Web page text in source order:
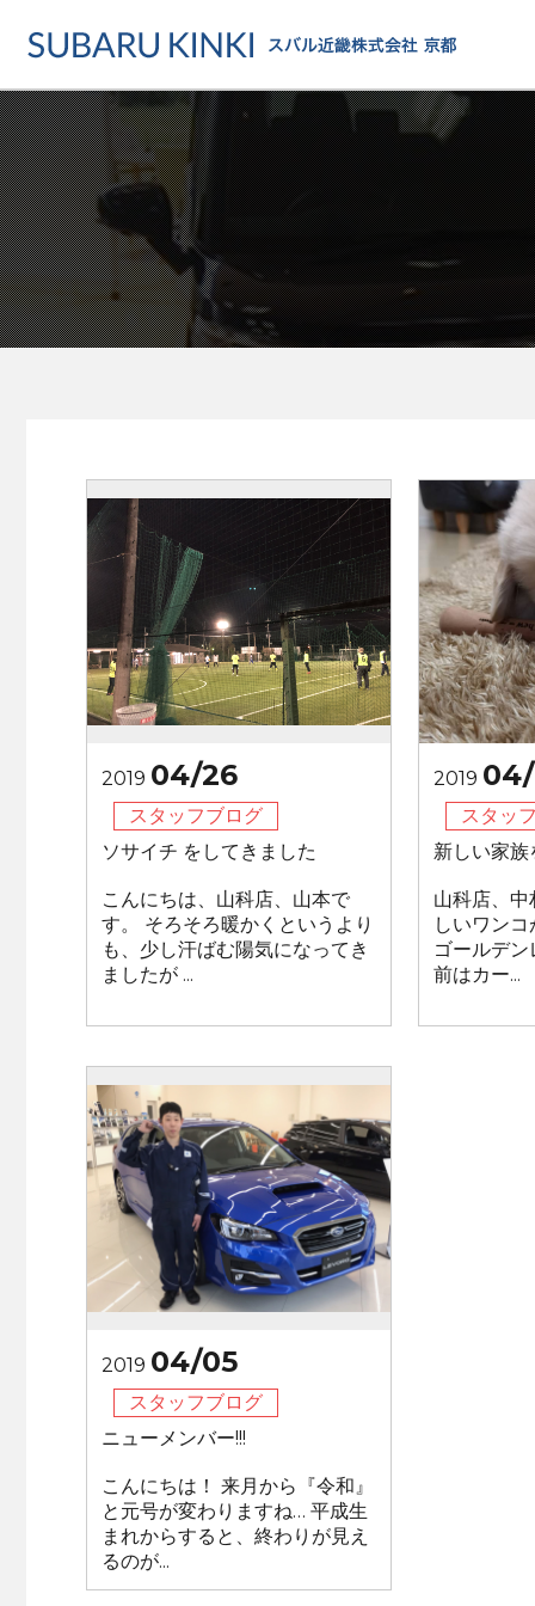
店舗情報 店
地域でさがす
地図でさがす
試乗車でさがす
カーラインアップ
カーラインアップ一覧
乗用車
軽自動車
メンテナンス・サー
メンテナンス・サービスト
車検・定期点検をする
カーケアをする
2019 04/26
スタッフブログ
ソサイチ をしてきました
こんにちは、山科店、山本で
す。 そろそろ暖かくというより
も、少し汗ばむ陽気になってき
ましたが ...
2019
スタッ
新しい家
山科店、
しいワン
ゴールデ
前はカー...
2019 04/05
スタッフブログ
ニューメンバー!!!
こんにちは！ 来月から『令和』
と元号が変わりますね… 平成生
まれからすると、終わりが見え
るのが...